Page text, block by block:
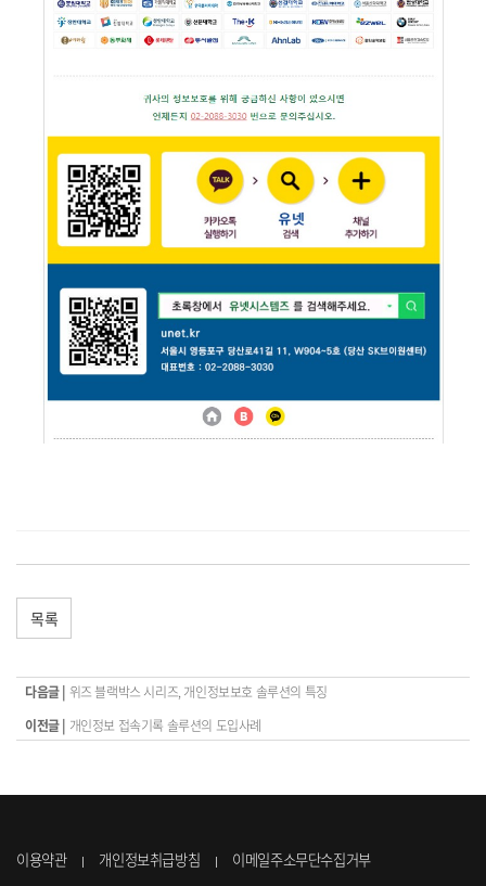
목록
다음글 | 위즈 블랙박스 시리즈, 개인정보보호 솔루션의 특징
이전글 | 개인정보 접속기록 솔루션의 도입사례
이용약관 개인정보취급방침 이메일주소무단수집거부